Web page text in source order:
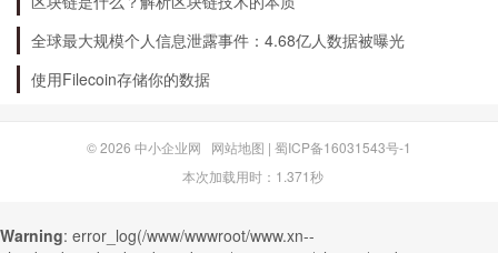
度杠杆。最后，投资者需要耐心和信心，不要被市
场的波动和噪音所干扰，坚持长期投资。
全球最大规模个人信息泄露事件：4.68亿人数据被曝光
使用Filecoin存储你的数据
© 2026 中小企业网 网站地图 | 蜀ICP备16031543号-1
本次加载用时：1.371秒
Warning: error_log(/www/wwwroot/www.xn--